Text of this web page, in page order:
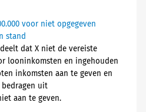
voor niet opgegeven
stand
dat X niet de vereiste
looninkomsten en ingehouden
inkomsten aan te geven en
uit
aan te geven.